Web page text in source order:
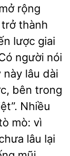
rộng
thành
lược giai
người nói
lâu dài
bên trong
Nhiều
mò: vì
lâu lại